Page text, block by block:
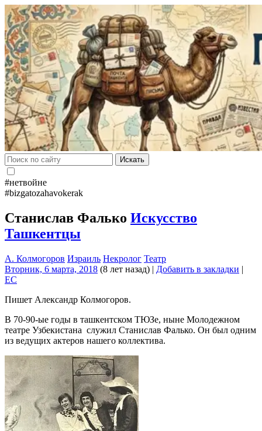
Искать
#нетвойне
#bizgatozahavokerak
Станислав Фалько Искусство
Ташкентцы
А. Колмогоров Израиль Некролог Театр
Вторник, 6 марта, 2018 (8 лет назад) | Добавить в закладки |
EC
Пишет Александр Колмогоров.
В 70-90-ые годы в ташкентском ТЮЗе, ныне Молодежном
театре Узбекистана служил Станислав Фалько. Он был одним
из ведущих актеров нашего коллектива.